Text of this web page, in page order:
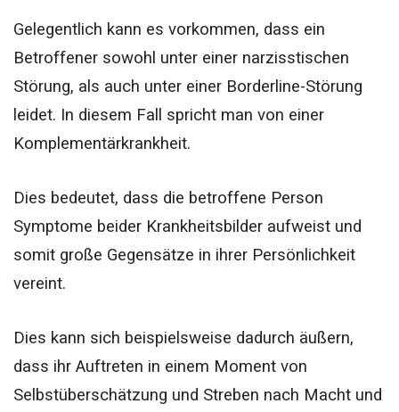
Gelegentlich kann es vorkommen, dass ein
Betroffener sowohl unter einer narzisstischen
Störung, als auch unter einer Borderline-Störung
leidet. In diesem Fall spricht man von einer
Komplementärkrankheit.
Dies bedeutet, dass die betroffene Person
Symptome beider Krankheitsbilder aufweist und
somit große Gegensätze in ihrer Persönlichkeit
vereint.
Dies kann sich beispielsweise dadurch äußern,
dass ihr Auftreten in einem Moment von
Selbstüberschätzung und Streben nach Macht und